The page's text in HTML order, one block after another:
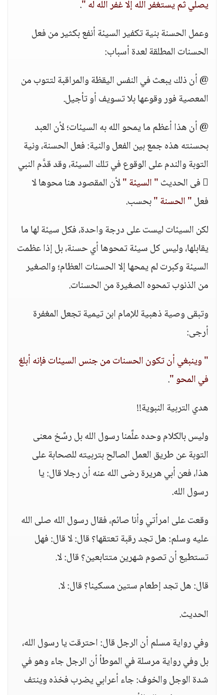
يصلي ثم يستغفر الله إلا غفر الله له ".
وعمل الحسنة بنية تكفير السيئة أنفع بكثير من فعل
الحسنات المطلقة لعدة أسباب:
@ أن ذلك يبعث في النفس اليقظة والمراقبة لتتوب من
المعصية فور وقوعها بلا تسويف أو تأجيل.
@ أن هذا أعظم ما يمحو الله به السيئات؛ لأن العبد
بحسنته هذه جمع بين الفعل والنية: فعل الحسنة، ونية
التوبة والندم على الوقوع في تلك السيئة، وقد قدَّم النبي
 فى الحديث
" السيئة "لأن المقصود هنا محوها لا
فعل" الحسنة "بحسب.
لكن السيئات ليست على درجة واحدة، فكل سيئة لها ما
يقابلها، وليس كل سيئة تمحوها أي حسنة، بل إذا عظمت
السيئة وكبرت لم يمحها إلا الحسنات العظام؛ والصغير
من الذنوب تمحوه الصغيرة من الحسنات.
وتبقى وصية ذهبية للإمام ابن تيمية تجعل المغفرة
أرجى:
" وينبغي أن تكون الحسنات من جنس السيئات فإنه أبلغ
في المحو ".
هدي التربية النبوية!!
وليس بالكلام وحده علَّمنا رسول الله بل رسَّخ معنى
التوبة عن طريق العمل الصالح بتربيته للصحابة على
هذا، فعن أبي هريرة رضى الله عنه أن رجلا قال: يا
رسول الله.
وقعت على امرأتي وأنا صائم، فقال رسول الله صلى الله
عليه وسلم: هل تجد رقبة تعتقها؟ قال: لا قال: فهل
تستطيع أن تصوم شهرين متتابعين؟ قال: لا.
قال: هل تجد إطعام ستين مسكينا؟ قال: لا.
الحديث.
وفي رواية مسلم أن الرجل قال: احترقت يا رسول الله،
بل وفي رواية مرسلة في الموطأ أن الرجل جاء وهو في
شدة الوجل والخوف: جاء أعرابي يضرب فخذه وينتف